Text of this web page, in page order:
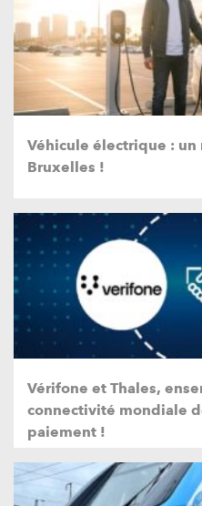
Véhicule électrique : un
Bruxelles !
Vérifone et Thales,
connectivité mondiale
paiement !